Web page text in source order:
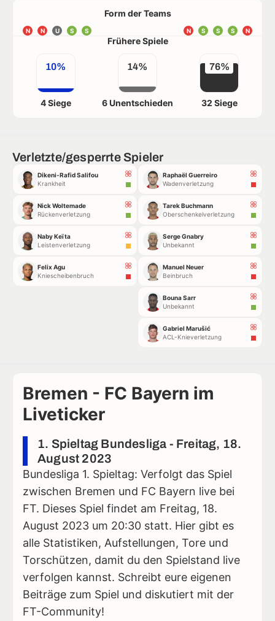
Form der Teams
N N U S S N
S
S
S
N
Frühere Spiele
10%
4 Siege
14%
6 Unentschieden
76%
32 Siege
Verletzte/gesperrte Spieler
Dikeni-Rafid Salifou
Krankheit
Nick Woltemade
Rückenverletzung
Naby Keïta
Leistenverletzung
Felix Agu
Kniescheibenbruch
Raphaël Guerreiro
Wadenverletzung
Tarek Buchmann
Oberschenkelverletzung
Serge Gnabry
Unbekannt
Manuel Neuer
Beinbruch
Bouna Sarr
Unbekannt
Gabriel Marušić
ACL-Knieverletzung
Bremen - FC Bayern im
Liveticker
1. Spieltag Bundesliga - Freitag, 18.
August 2023
Bundesliga 1. Spieltag: Verfolgt das Spiel
zwischen Bremen und FC Bayern live bei
FT. Dieses Spiel findet am Freitag, 18.
August 2023 um 20:30 statt. Hier gibt es
alle Statistiken, Aufstellungen, Tore und
Torschützen, damit du den Spielstand live
verfolgen kannst. Schreibt eure eigenen
Beiträge zum Spiel und diskutiert mit der
FT-Community!